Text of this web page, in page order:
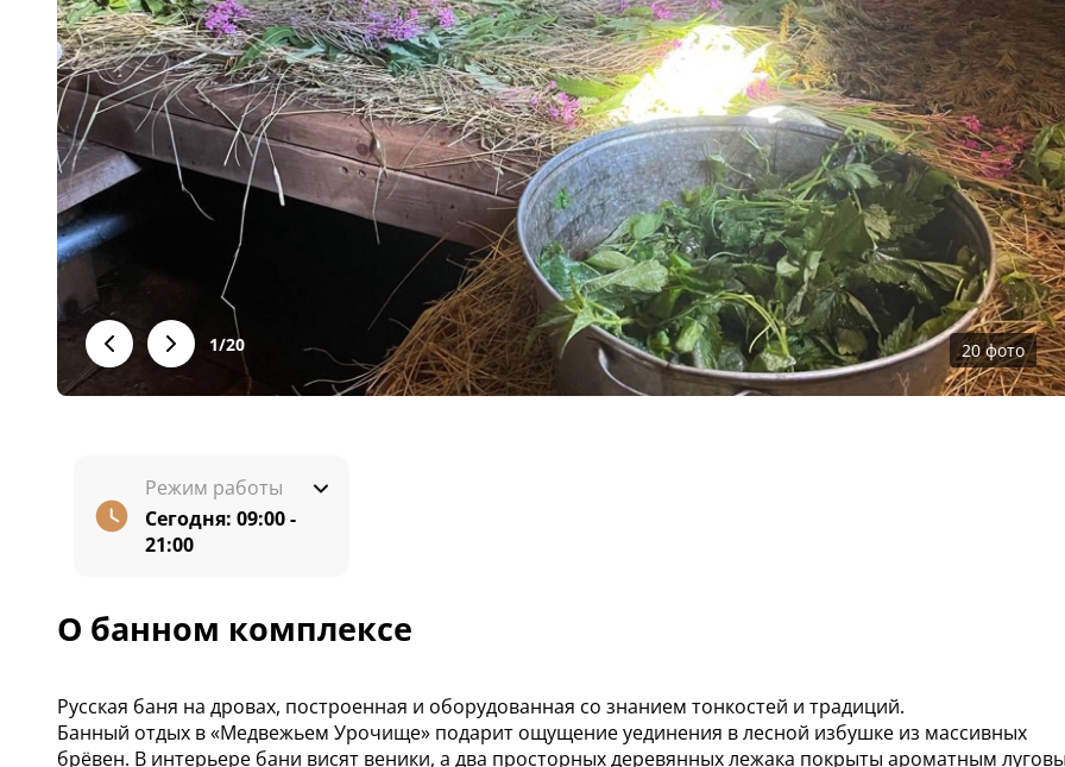
1/20 20фото
Режим работы
Сегодня: 09:00 -
21:00
О банном комплексе
Русская баня на дровах, построенная и оборудованная со знанием тонкостей и традиций.
Банный отдых в «Медвежьем Урочище» подарит ощущение уединения в лесной избушке из массивных
брёвен. В интерьере бани висят веники, а два просторных деревянных лежака покрыты ароматным